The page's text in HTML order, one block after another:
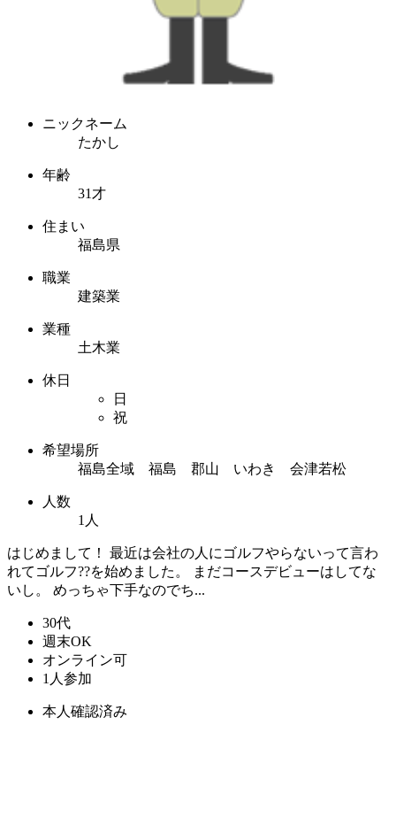
ニックネーム
たかし
年齢
31才
住まい
福島県
職業
建築業
業種
土木業
休日
日
祝
希望場所
福島全域 福島 郡山 いわき 会津若松
人数
1人
はじめまして！ 最近は会社の人にゴルフやらないって言わ
れてゴルフ??を始めました。 まだコースデビューはしてな
いし。 めっちゃ下手なのでち...
30代
週末OK
オンライン可
1人参加
本人確認済み